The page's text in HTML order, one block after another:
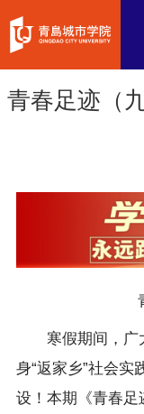
青春足迹（
寒假期间，广大
身“返家乡”社会实
设！本期《青春足